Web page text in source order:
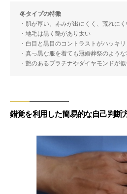
冬タイプの特徴
・肌が厚い。赤みが出にくく、荒れに
・地毛は黒く艶があり太い
・白目と黒目のコントラストがハッキ
・真っ黒な服を着ても冠婚葬祭のよう
・艶のあるプラチナやダイヤモンドが
錯覚を利用した簡易的な自己判断